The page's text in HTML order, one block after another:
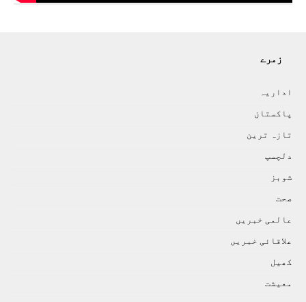
زمرے
اداريہ
پاکستان
تازہ ترين
دلچسپ
شوبز
صحت
عالمی خبريں
علاقائی خبريں
کھيل
معيشت